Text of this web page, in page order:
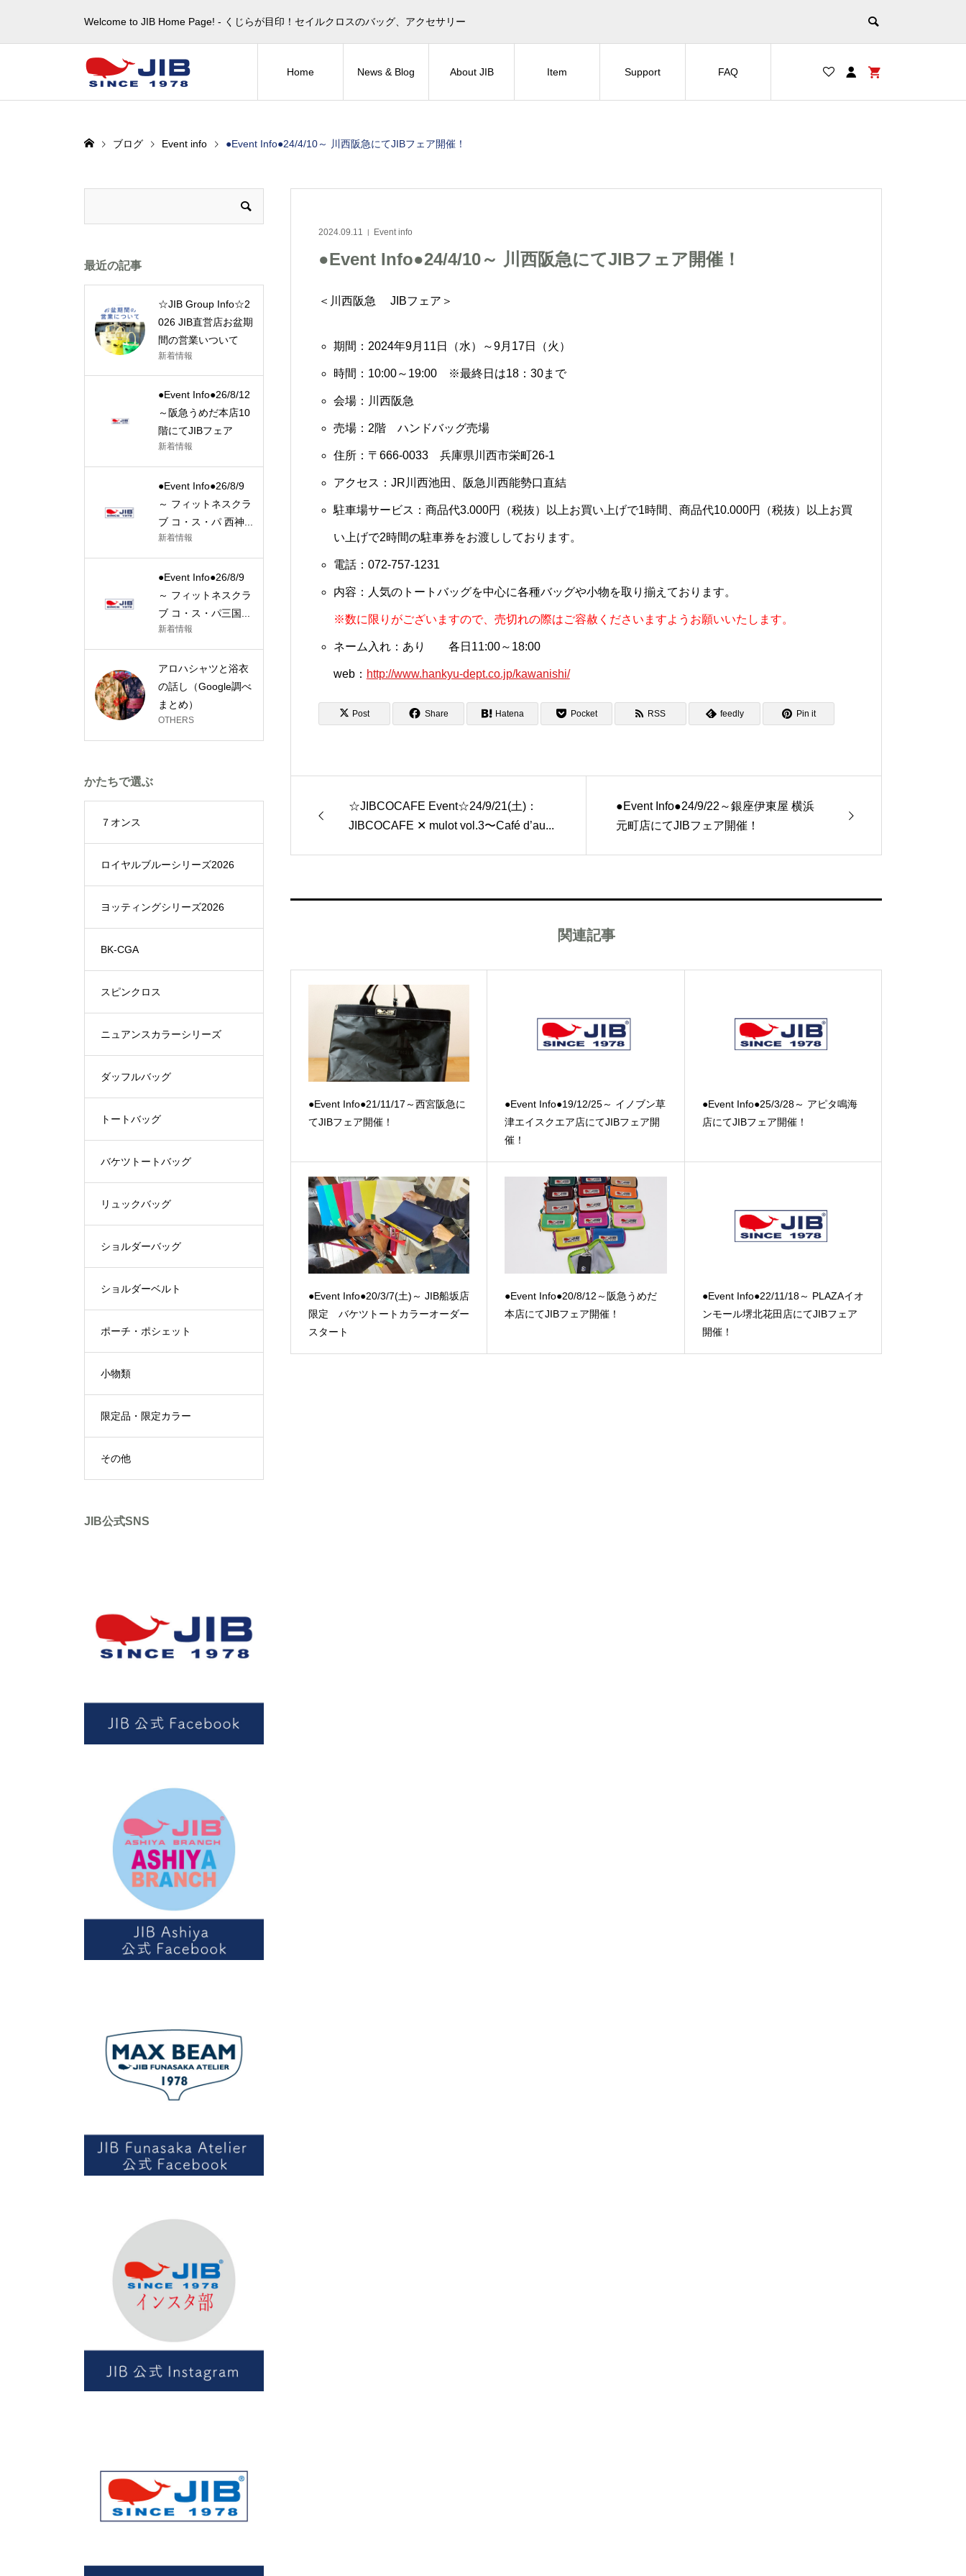
Welcome to JIB Home Page! ‐ くじらが目印！セイルクロスのバッグ、アクセサリー
Home News & Blog About JIB Item Support FAQ
ブログ Event info ●Event Info●24/4/10～ 川西阪急にてJIBフェア開催！
2024.09.11 Event info
●Event Info●24/4/10～ 川西阪急にてJIBフェア開催！
＜川西阪急 JIBフェア＞
期間：2024年9月11日（水）～9月17日（火）
時間：10:00～19:00 ※最終日は18：30まで
会場：川西阪急
売場：2階 ハンドバッグ売場
住所：〒666-0033 兵庫県川西市栄町26-1
アクセス：JR川西池田、阪急川西能勢口直結
駐車場サービス：商品代3.000円（税抜）以上お買い上げで1時間、商品代10.000円（税抜）以上お買
い上げで2時間の駐車券をお渡ししております。
電話：072-757-1231
内容：人気のトートバッグを中心に各種バッグや小物を取り揃えております。
※数に限りがございますので、売切れの際はご容赦くださいますようお願いいたします。
ネーム入れ：あり 各日11:00～18:00
web： http://www.hankyu-dept.co.jp/kawanishi/
Post Share Hatena Pocket RSS feedly Pin it
☆JIBCOCAFE Event☆24/9/21(土)：
JIBCOCAFE ✕ mulot vol.3〜Café d’au...
●Event Info●24/9/22～銀座伊東屋 横浜
元町店にてJIBフェア開催！
関連記事
●Event Info●21/11/17～西宮阪急に
てJIBフェア開催！
●Event Info●19/12/25～ イノブン草
津エイスクエア店にてJIBフェア開
催！
●Event Info●25/3/28～ アピタ鳴海
店にてJIBフェア開催！
●Event Info●20/3/7(土)～ JIB船坂店
限定 バケツトートカラーオーダー
スタート
●Event Info●20/8/12～阪急うめだ
本店にてJIBフェア開催！
●Event Info●22/11/18～ PLAZAイオ
ンモール堺北花田店にてJIBフェア
開催！
最近の記事
☆JIB Group Info☆2
026 JIB直営店お盆期
間の営業いついて
新着情報
●Event Info●26/8/12
～阪急うめだ本店10
階にてJIBフェア
新着情報
●Event Info●26/8/9
～ フィットネスクラ
ブ コ・ス・パ 西神...
新着情報
●Event Info●26/8/9
～ フィットネスクラ
ブ コ・ス・パ三国...
新着情報
アロハシャツと浴衣
の話し（Google調べ
まとめ）
OTHERS
かたちで選ぶ
７オンス
ロイヤルブルーシリーズ2026
ヨッティングシリーズ2026
BK-CGA
スピンクロス
ニュアンスカラーシリーズ
ダッフルバッグ
トートバッグ
バケツトートバッグ
リュックバッグ
ショルダーバッグ
ショルダーベルト
ポーチ・ポシェット
小物類
限定品・限定カラー
その他
JIB公式SNS